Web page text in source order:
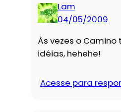
Lam
04/05/2009
Às vezes o Camino
idéias, hehehe!
/Acesse para